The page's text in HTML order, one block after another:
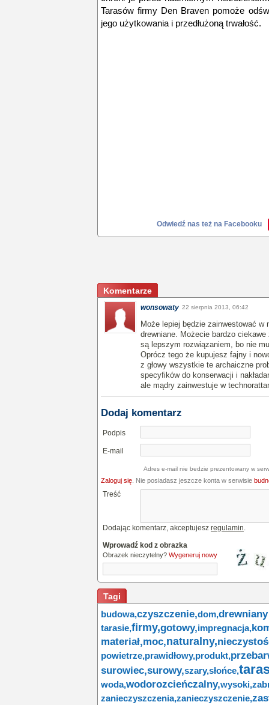
Tarasów firmy Den Braven pomoże
jego użytkowania i przedłużoną trwałość.
Odwiedź nas też na Facebooku
Komentarze
wonsowaty 22 sierpnia 2013, 06:42
Może lepiej będzie zainwestować w
drewniane. Możecie bardzo
są lepszym rozwiązaniem, bo nie
Oprócz tego że kupujesz fajny i
z głowy wszystkie te archaiczne
specyfików do konserwacji i
ale mądry zainwestuje w
Dodaj komentarz
Podpis
E-mail
Adres e-mail nie bedzie prezentowany w
Zaloguj się . Nie posiadasz jeszcze konta w serwisie
Treść
Dodając komentarz, akceptujesz regulamin.
Wprowadź kod z obrazka
Obrazek nieczytelny? Wygeneruj nowy
Tagi
budowa,czyszczenie,dom,
tarasie,firmy,gotowy,impregnacja,
materiał,moc,naturalny,
powietrze,prawidłowy,produkt,
surowiec,surowy,szary,słońce,
woda,wodorozcieńczalny,wysoki,
zanieczyszczenia,zanieczyszczenie,